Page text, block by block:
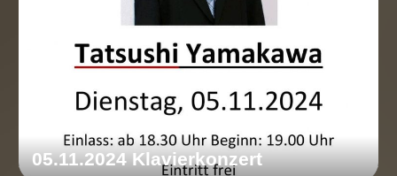
05.11.2024 Klavierkonzert